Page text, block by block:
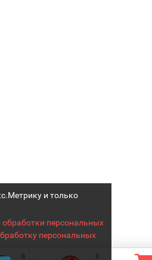
и только
обработки персональных
персональных
0 0